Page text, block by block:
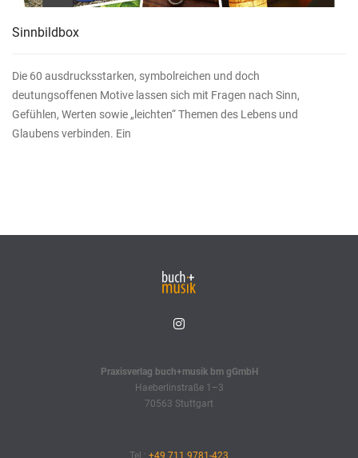
Sinnbildbox
Die 60 ausdrucksstarken, symbolreichen und doch
deutungsoffenen Motive lassen sich mit Fragen nach Sinn,
Gefühlen, Werten sowie „leichten“ Themen des Lebens und
Glaubens verbinden. Ein
Praxisverlag buch+musik bm gGmbH
Haeberlinstraße 1–3
70563 Stuttgart
Tel.: +49 711 9781-423